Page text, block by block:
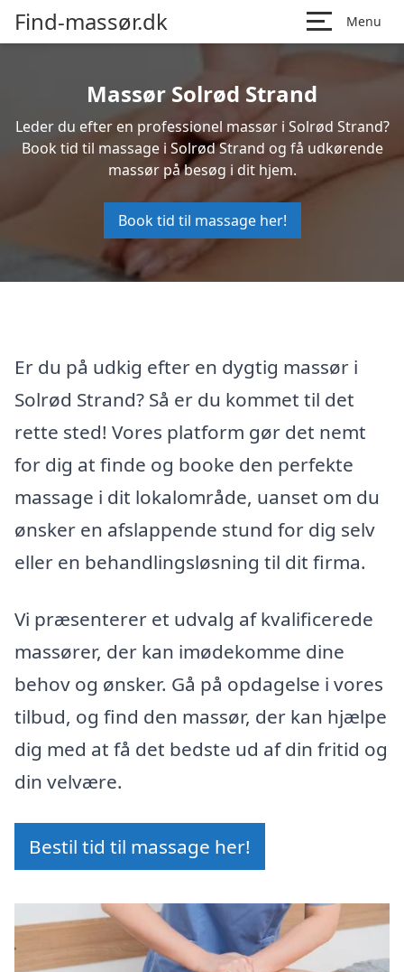
Find-massør.dk Menu
Massør Solrød Strand
Leder du efter en professionel massør i Solrød Strand?
Book tid til massage i Solrød Strand og få udkørende
massør på besøg i dit hjem.
Book tid til massage her!
Er du på udkig efter en dygtig massør i
Solrød Strand? Så er du kommet til det
rette sted! Vores platform gør det nemt
for dig at finde og booke den perfekte
massage i dit lokalområde, uanset om du
ønsker en afslappende stund for dig selv
eller en behandlingsløsning til dit firma.
Vi præsenterer et udvalg af kvalificerede
massører, der kan imødekomme dine
behov og ønsker. Gå på opdagelse i vores
tilbud, og find den massør, der kan hjælpe
dig med at få det bedste ud af din fritid og
din velvære.
Bestil tid til massage her!